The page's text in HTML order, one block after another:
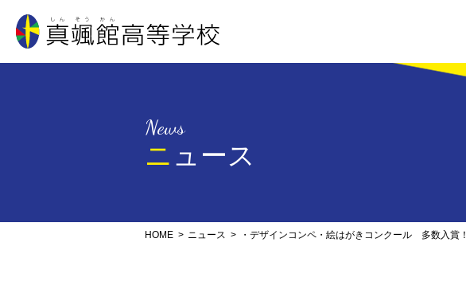
News
ニュース
HOME ニュース ・デザインコンペ・絵はがきコンクール 多数入賞！